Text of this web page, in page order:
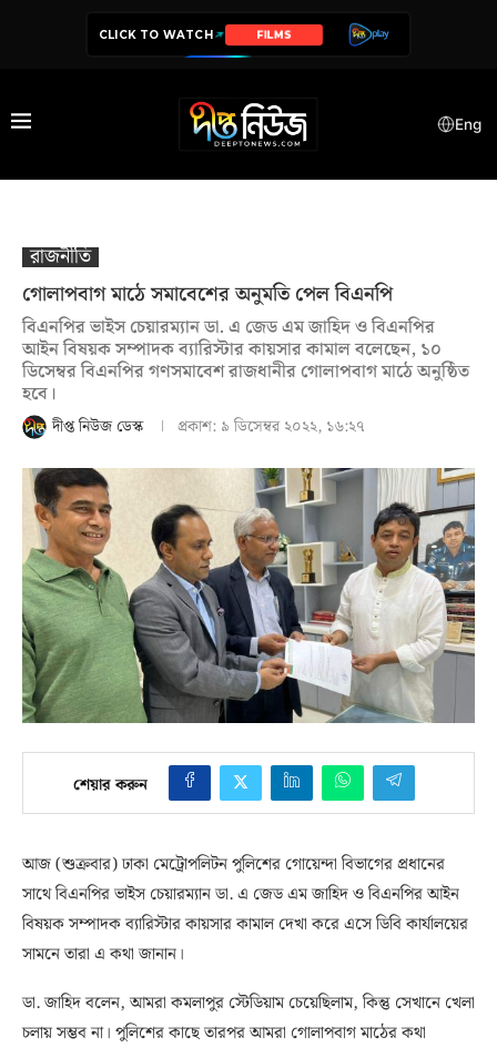
CLICK TO WATCH SERIES
Eng
রাজনীতি
গোলাপবাগ মাঠে সমাবেশের অনুমতি পেল বিএনপি
বিএনপির ভাইস চেয়ারম্যান ডা. এ জেড এম জাহিদ ও বিএনপির
আইন বিষয়ক সম্পাদক ব্যারিস্টার কায়সার কামাল বলেছেন, ১০
ডিসেম্বর বিএনপির গণসমাবেশ রাজধানীর গোলাপবাগ মাঠে অনুষ্ঠিত
হবে।
দীপ্ত নিউজ ডেস্ক প্রকাশ: ৯ ডিসেম্বর ২০২২, ১৬:২৭
শেয়ার করুন
আজ (শুক্রবার) ঢাকা মেট্রোপলিটন পুলিশের গোয়েন্দা বিভাগের প্রধানের
সাথে বিএনপির ভাইস চেয়ারম্যান ডা. এ জেড এম জাহিদ ও বিএনপির আইন
বিষয়ক সম্পাদক ব্যারিস্টার কায়সার কামাল দেখা করে এসে ডিবি কার্যালয়ের
সামনে তারা এ কথা জানান।
ডা. জাহিদ বলেন, আমরা কমলাপুর স্টেডিয়াম চেয়েছিলাম, কিন্তু সেখানে খেলা
চলায় সম্ভব না। পুলিশের কাছে তারপর আমরা গোলাপবাগ মাঠের কথা